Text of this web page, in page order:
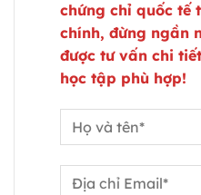
chứng chỉ quốc tế
chính, đừng ngần
được tư vấn chi
học tập phù hợp!